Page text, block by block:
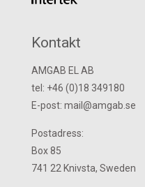
Kontakt
AMGAB EL AB
tel: +46 (0)18 349180
E-post: mail@amgab.se
Postadress:
Box 85
741 22 Knivsta, Sweden